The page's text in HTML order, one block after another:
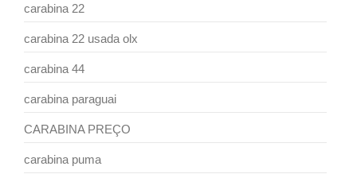
carabina 22
carabina 22 usada olx
carabina 44
carabina paraguai
CARABINA PREÇO
carabina puma